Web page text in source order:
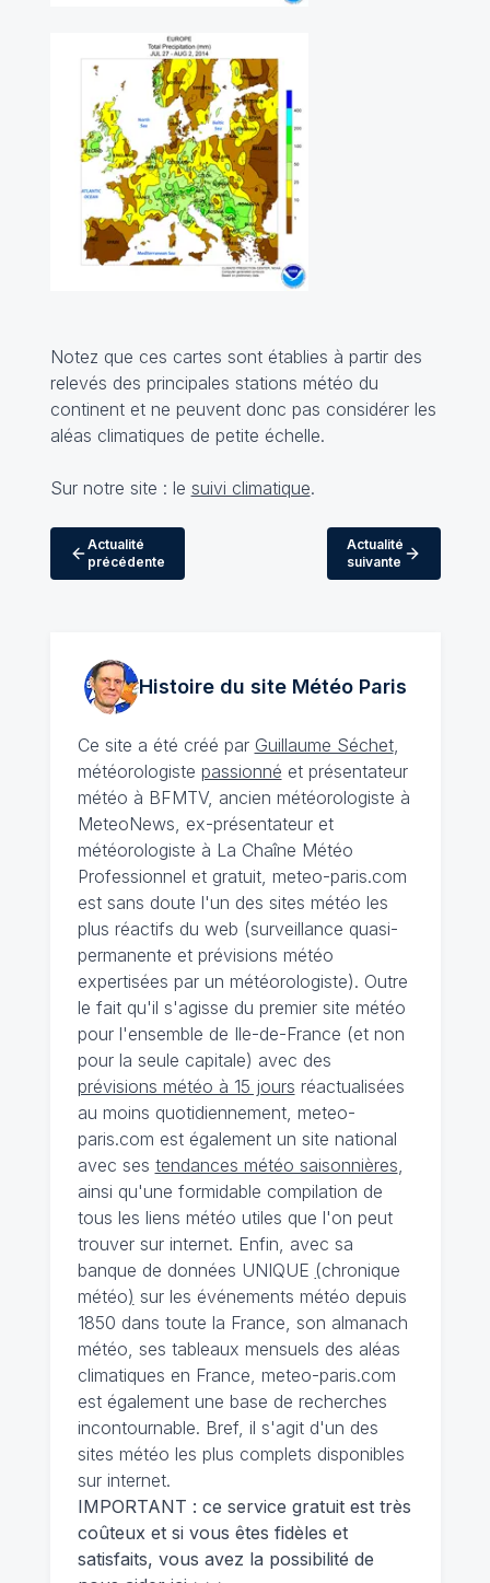
Notez que ces cartes sont établies à partir des
relevés des principales stations météo du
continent et ne peuvent donc pas considérer les
aléas climatiques de petite échelle.
Sur notre site : le suivi climatique.
Actualité
précédente
Actualité
suivante
Histoire du site MétéoParis
Ce site a été créé par Guillaume Séchet,
météorologiste passionné et présentateur
météo à BFMTV, ancien météorologiste à
MeteoNews, ex-présentateur et
météorologiste à La Chaîne Météo
Professionnel et gratuit, meteo-paris.com
est sans doute l'un des sites météo les
plus réactifs du web (surveillance quasi-
permanente et prévisions météo
expertisées par un météorologiste). Outre
le fait qu'il s'agisse du premier site météo
pour l'ensemble de Ile-de-France (et non
pour la seule capitale) avec des
prévisions météo à 15 jours réactualisées
au moins quotidiennement, meteo-
paris.com est également un site national
avec ses tendances météo saisonnières,
ainsi qu'une formidable compilation de
tous les liens météo utiles que l'on peut
trouver sur internet. Enfin, avec sa
banque de données UNIQUE (chronique
météo) sur les événements météo depuis
1850 dans toute la France, son almanach
météo, ses tableaux mensuels des aléas
climatiques en France, meteo-paris.com
est également une base de recherches
incontournable. Bref, il s'agit d'un des
sites météo les plus complets disponibles
sur internet.
IMPORTANT : ce service gratuit est très
coûteux et si vous êtes fidèles et
satisfaits, vous avez la possibilité de